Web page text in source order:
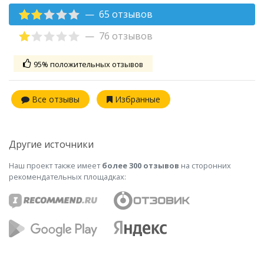
65 отзывов
76 отзывов
95% положительных отзывов
Все отзывы Избранные
Другие источники
Наш проект также имеетболее 300 отзывов на сторонних
рекомендательных площадках: